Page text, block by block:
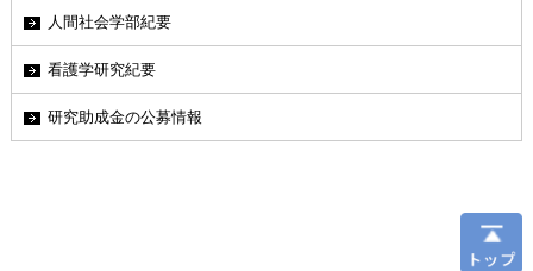
人間社会学部紀要
看護学研究紀要
研究助成金の公募情報